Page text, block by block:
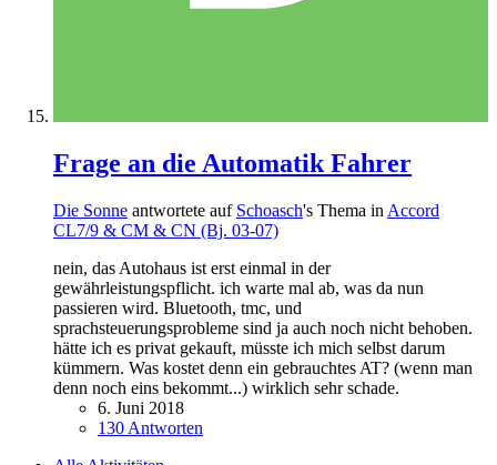
Frage an die Automatik Fahrer
Die Sonne antwortete auf Schoasch's Thema in Accord
CL7/9 & CM & CN (Bj. 03-07)
nein, das Autohaus ist erst einmal in der
gewährleistungspflicht. ich warte mal ab, was da nun
passieren wird. Bluetooth, tmc, und
sprachsteuerungsprobleme sind ja auch noch nicht behoben.
hätte ich es privat gekauft, müsste ich mich selbst darum
kümmern. Was kostet denn ein gebrauchtes AT? (wenn man
denn noch eins bekommt...) wirklich sehr schade.
6. Juni 2018
130 Antworten